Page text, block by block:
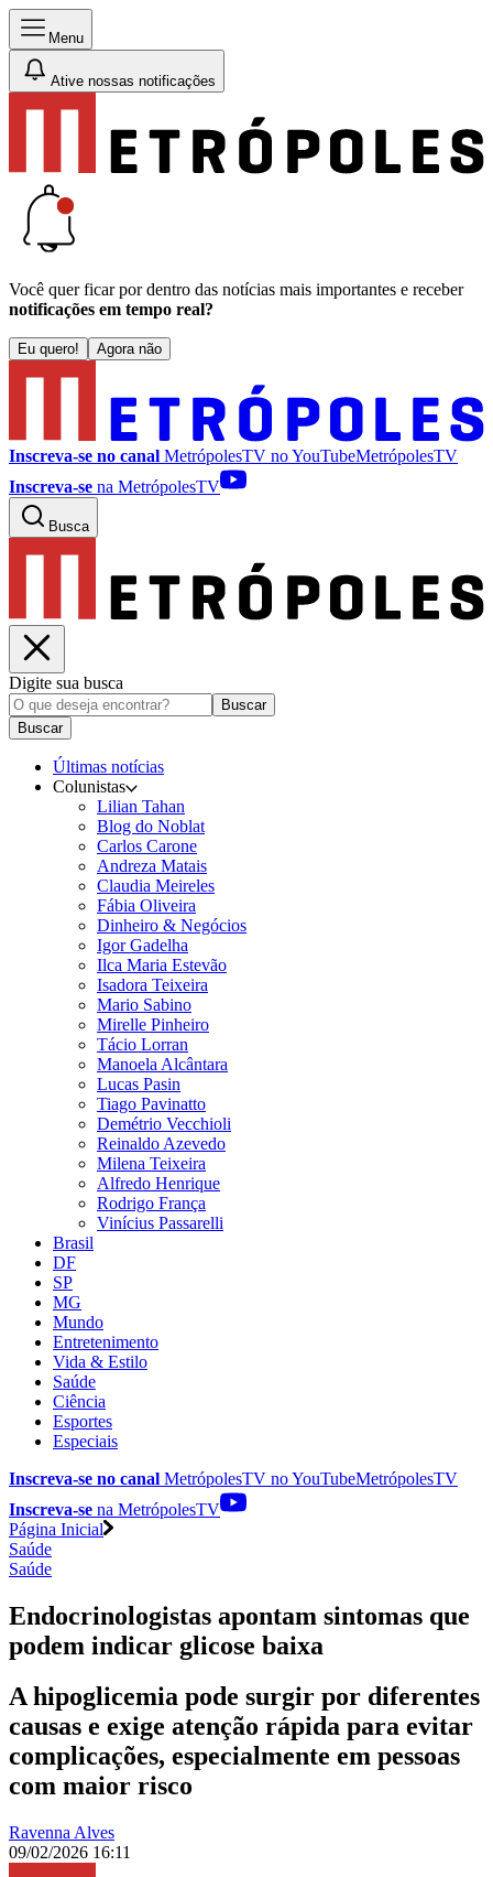
Menu
Ative nossas notificações
Você quer ficar por dentro das notícias mais importantes e receber
notificações em tempo real?
Eu quero! Agora não
Inscreva-se no canal MetrópolesTV noYouTubeMetrópolesTV
Inscreva-se na MetrópolesTV
Busca
Digite sua busca
Buscar
Buscar
Últimas notícias
Colunistas
Lilian Tahan
Blog do Noblat
Carlos Carone
Andreza Matais
Claudia Meireles
Fábia Oliveira
Dinheiro & Negócios
Igor Gadelha
Ilca Maria Estevão
Isadora Teixeira
Mario Sabino
Mirelle Pinheiro
Tácio Lorran
Manoela Alcântara
Lucas Pasin
Tiago Pavinatto
Demétrio Vecchioli
Reinaldo Azevedo
Milena Teixeira
Alfredo Henrique
Rodrigo França
Vinícius Passarelli
Brasil
DF
SP
MG
Mundo
Entretenimento
Vida & Estilo
Saúde
Ciência
Esportes
Especiais
Inscreva-se no canal MetrópolesTV noYouTubeMetrópolesTV
Inscreva-se na MetrópolesTV
Página Inicial
Saúde
Saúde
Endocrinologistas apontam sintomas que
podem indicar glicose baixa
A hipoglicemia pode surgir por diferentes
causas e exige atenção rápida para evitar
complicações, especialmente em pessoas
com maior risco
Ravenna Alves
09/02/2026 16:11